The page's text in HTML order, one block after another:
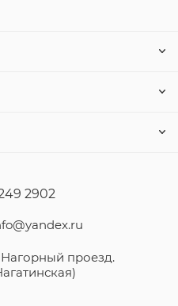
2902
Нагорный проезд.